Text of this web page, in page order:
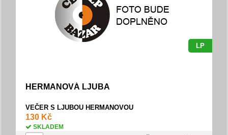
LP
HERMANOVÁ LJUBA
VEČER S LJUBOU HERMANOVOU
130 Kč
SKLADEM